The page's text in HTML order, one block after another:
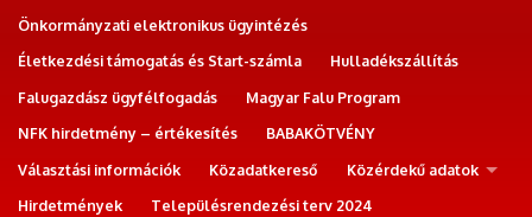
Önkormányzati elektronikus ügyintézés
Életkezdési támogatás és Start-számla
Hulladékszállítás
Falugazdász ügyfélfogadás
Magyar Falu Program
NFK hirdetmény – értékesítés
BABAKÖTVÉNY
Választási információk
Közadatkereső
Közérdekű adatok
Hirdetmények
Településrendezési terv 2024